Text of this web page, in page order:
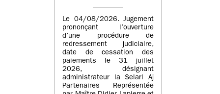
Le 04/08/2026. Jugement
prononçant l’ouverture
d’une procédure de
redressement judiciaire,
date de cessation des
paiements le 31 juillet
2026, désignant
administrateur la Selarl Aj
Partenaires Représentée